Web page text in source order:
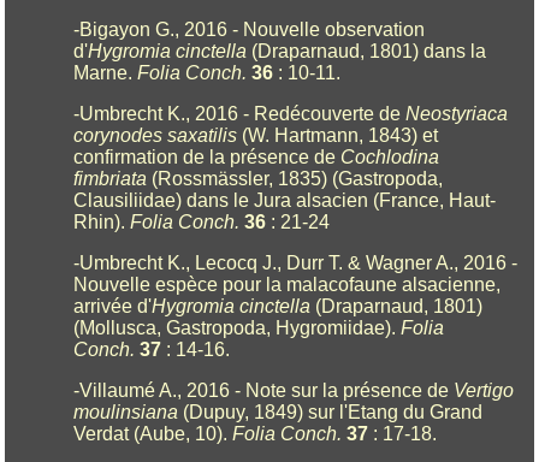
-Bigayon G., 2016 - Nouvelle observation
d'Hygromia cinctella (Draparnaud, 1801) dans la
Marne. Folia Conch. 36 : 10-11.
-Umbrecht K., 2016 - Redécouverte deNeostyriaca
corynodes saxatilis (W. Hartmann, 1843) et
confirmation de la présence de Cochlodina
fimbriata (Rossmässler, 1835) (Gastropoda,
Clausiliidae) dans le Jura alsacien (France, Haut-
Rhin).Folia Conch. 36 : 21-24
-Umbrecht K., Lecocq J., Durr T. & Wagner A., 2016 -
Nouvelle espèce pour la malacofaune alsacienne,
arrivée d'Hygromia cinctella (Draparnaud, 1801)
(Mollusca, Gastropoda, Hygromiidae).Folia
Conch. 37 : 14-16.
-Villaumé A., 2016 - Note sur la présence de Vertigo
moulinsiana (Dupuy, 1849) sur l'Etang du Grand
Verdat (Aube, 10).Folia Conch. 37 : 17-18.